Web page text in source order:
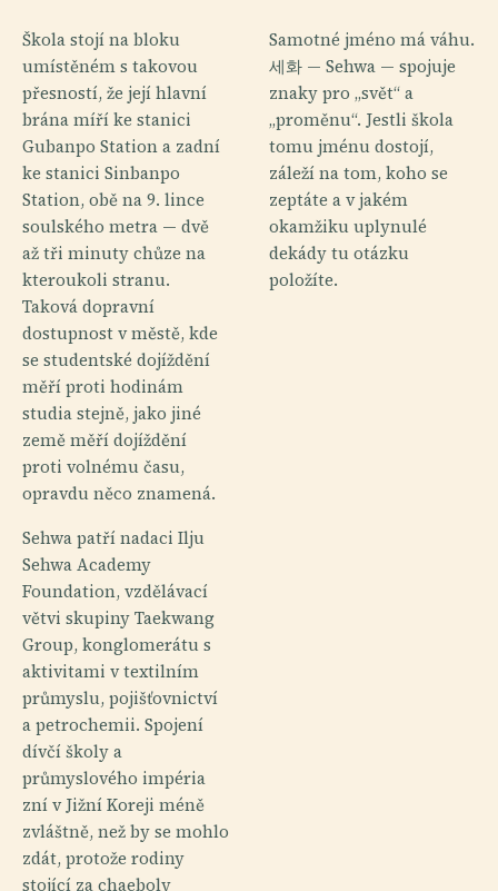
Škola stojí na bloku
umístěném s takovou
přesností, že její hlavní
brána míří ke stanici
Gubanpo Station a zadní
ke stanici Sinbanpo
Station, obě na 9. lince
soulského metra — dvě
až tři minuty chůze na
kteroukoli stranu.
Taková dopravní
dostupnost v městě, kde
se studentské dojíždění
měří proti hodinám
studia stejně, jako jiné
země měří dojíždění
proti volnému času,
opravdu něco znamená.
Sehwa patří nadaci Ilju
Sehwa Academy
Foundation, vzdělávací
větvi skupiny Taekwang
Group, konglomerátu s
aktivitami v textilním
průmyslu, pojišťovnictví
a petrochemii. Spojení
dívčí školy a
průmyslového impéria
zní v Jižní Koreji méně
zvláštně, než by se mohlo
zdát, protože rodiny
stojící za chaeboly
Samotné jméno má váhu.
세화 — Sehwa — spojuje
znaky pro „svět“ a
„proměnu“. Jestli škola
tomu jménu dostojí,
záleží na tom, koho se
zeptáte a v jakém
okamžiku uplynulé
dekády tu otázku
položíte.